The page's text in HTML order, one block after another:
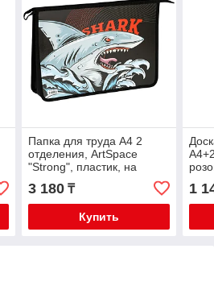
Папка для труда А4 2
отделения, ArtSpace
"Strong", пластик, на
молнии ПТ-83-2_42223
3 180₸
Купить
1